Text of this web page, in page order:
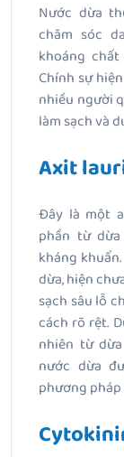
Nước dừa
chăm sóc
khoáng
Chính sự
nhiều người
làm sạch và
Axit
Đây là một
phần từ
kháng
dừa, hiện
sạch sâu lỗ
cách rõ rệt.
nhiên từ
nước dừa
phương